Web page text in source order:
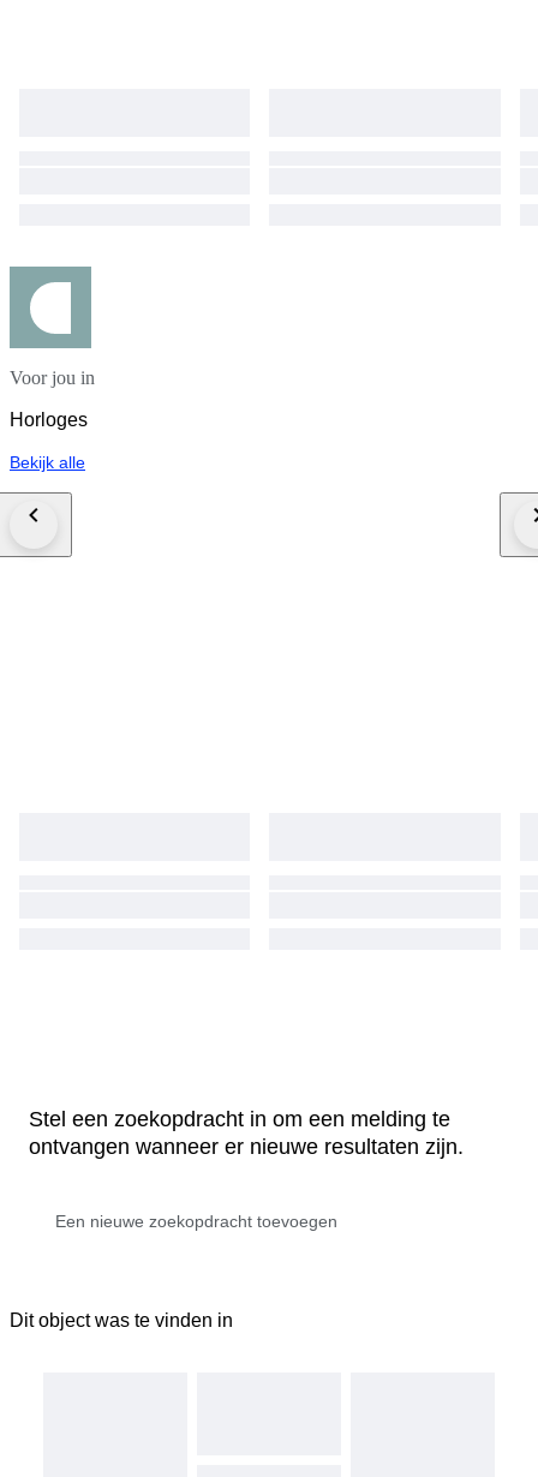
Voor jou in
Horloges
Bekijk alle
Stel een zoekopdracht in om een melding te
ontvangen wanneer er nieuwe resultaten zijn.
Dit object was te vinden in